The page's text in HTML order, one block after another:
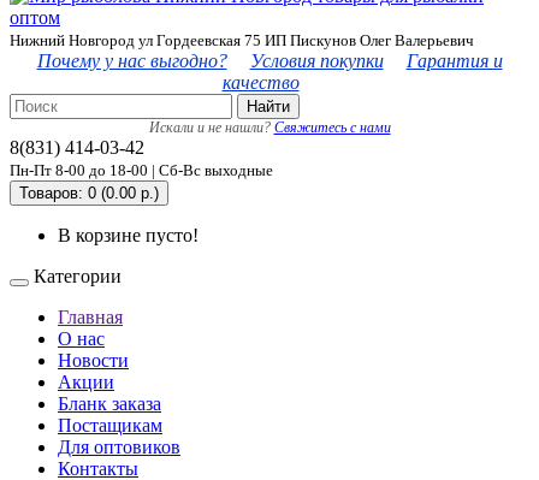
Нижний Новгород ул Гордеевская 75 ИП Пискунов Олег Валерьевич
Почему у нас выгодно? Условия покупки
Гарантия и
качество
Найти
Искали и не нашли? Свяжитесь с нами
8(831) 414-03-42
Пн-Пт 8-00 до 18-00 | Сб-Вс выходные
Товаров: 0 (0.00 р.)
В корзине пусто!
Категории
Главная
О нас
Новости
Акции
Бланк заказа
Постащикам
Для оптовиков
Контакты